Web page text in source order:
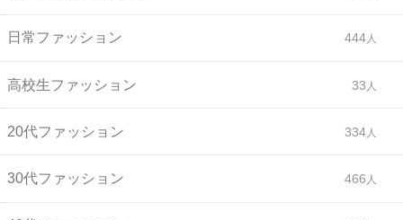
日常ファッション 444
高校生ファッション 33
20代ファッション 334
30代ファッション 466